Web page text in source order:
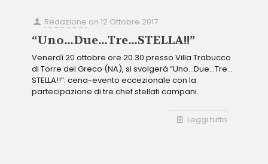
Redazione on12 Ottobre 2017
“Uno…Due…Tre…STELLA!!”
Venerdì 20 ottobre ore 20.30 presso Villa Trabucco
di Torre del Greco (NA), si svolgerà “Uno…Due…Tre…
STELLA!!”: cena-evento eccezionale con la
partecipazione di tre chef stellati campani.
Leggi tutto